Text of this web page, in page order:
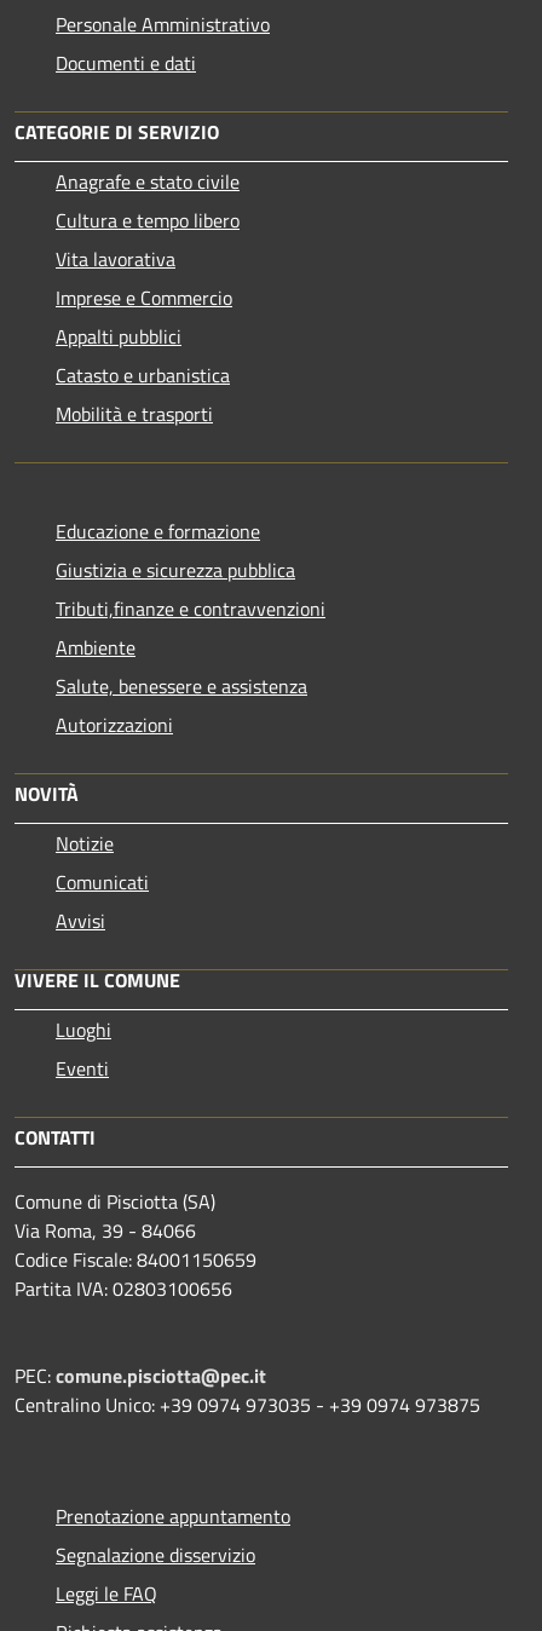
Personale Amministrativo
Documenti e dati
CATEGORIE DI SERVIZIO
Anagrafe e stato civile
Cultura e tempo libero
Vita lavorativa
Imprese e Commercio
Appalti pubblici
Catasto e urbanistica
Mobilità e trasporti
Educazione e formazione
Giustizia e sicurezza pubblica
Tributi,finanze e contravvenzioni
Ambiente
Salute, benessere e assistenza
Autorizzazioni
NOVITÀ
Notizie
Comunicati
Avvisi
VIVERE IL COMUNE
Luoghi
Eventi
CONTATTI
Comune di Pisciotta (SA)
Via Roma, 39 - 84066
Codice Fiscale: 84001150659
Partita IVA: 02803100656
PEC:comune.pisciotta@pec.it
Centralino Unico: +39 0974 973035 - +39 0974 973875
Prenotazione appuntamento
Segnalazione disservizio
Leggi le FAQ